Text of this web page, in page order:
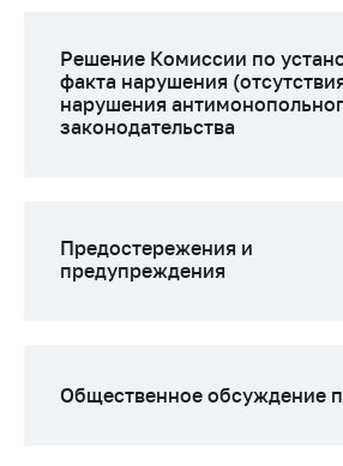
Решение Комиссии по
факта нарушения
нарушения
законодательства
Предостережения и
предупреждения
Общественное обсуждение